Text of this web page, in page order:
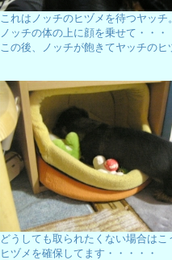
これはノッチのヒヅメを待つヤッチ
ノッチの体の上に顔を乗せて・・
この後、ノッチが飽きてヤッチの
どうしても取られたくない場合はこ
ヒヅメを確保してます・・・・・